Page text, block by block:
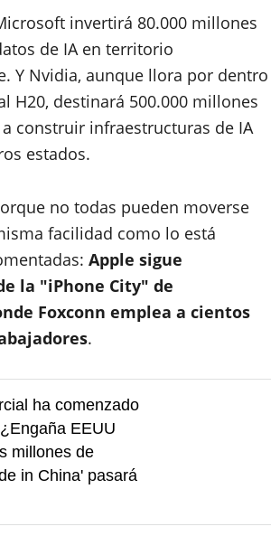
invertirá 80.000 millones
de IA en territorio
Y Nvidia, aunque llora por dentro
H20, destinará 500.000 millones
construir infraestructuras de IA
estados.
no todas pueden moverse
facilidad como lo está
Apple sigue
la "iPhone City" de
Foxconn emplea a cientos
.
ha comenzado
EEUU
millones de
in China' pasará